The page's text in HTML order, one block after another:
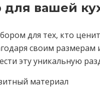
вашей
для тех, кто
своим
эту уникальную
материал